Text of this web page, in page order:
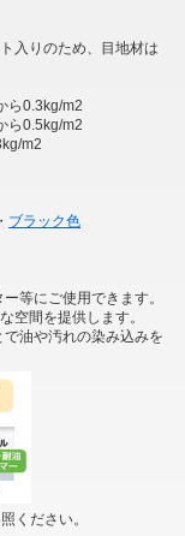
入りのため、目地材は
ら0.3kg/m2
ら0.5kg/m2
m2
・ ブラック色
等にご使用できます。
空間を提供します。
油や汚れの染み込みを
ください。